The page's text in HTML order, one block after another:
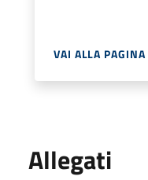
VAI ALLA PAGINA
Allegati